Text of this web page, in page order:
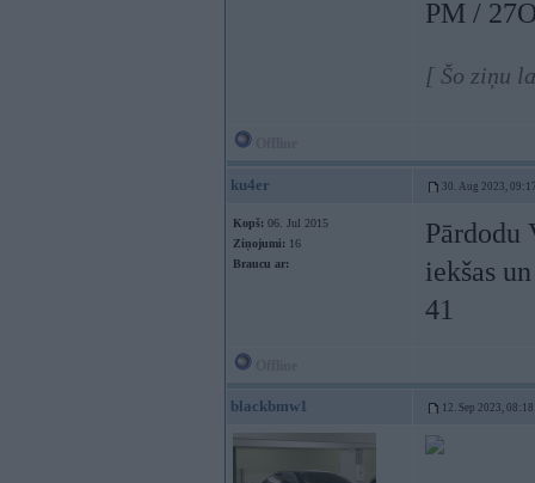
PM /
[ Šo ziņu
ku4er 30. Aug 2023,
Kopš: 06. Jul 2015
Ziņojumi: 16
Braucu ar:
Pārdodu
iekšas
41
blackbmw1 12. Sep 2023, 08:18